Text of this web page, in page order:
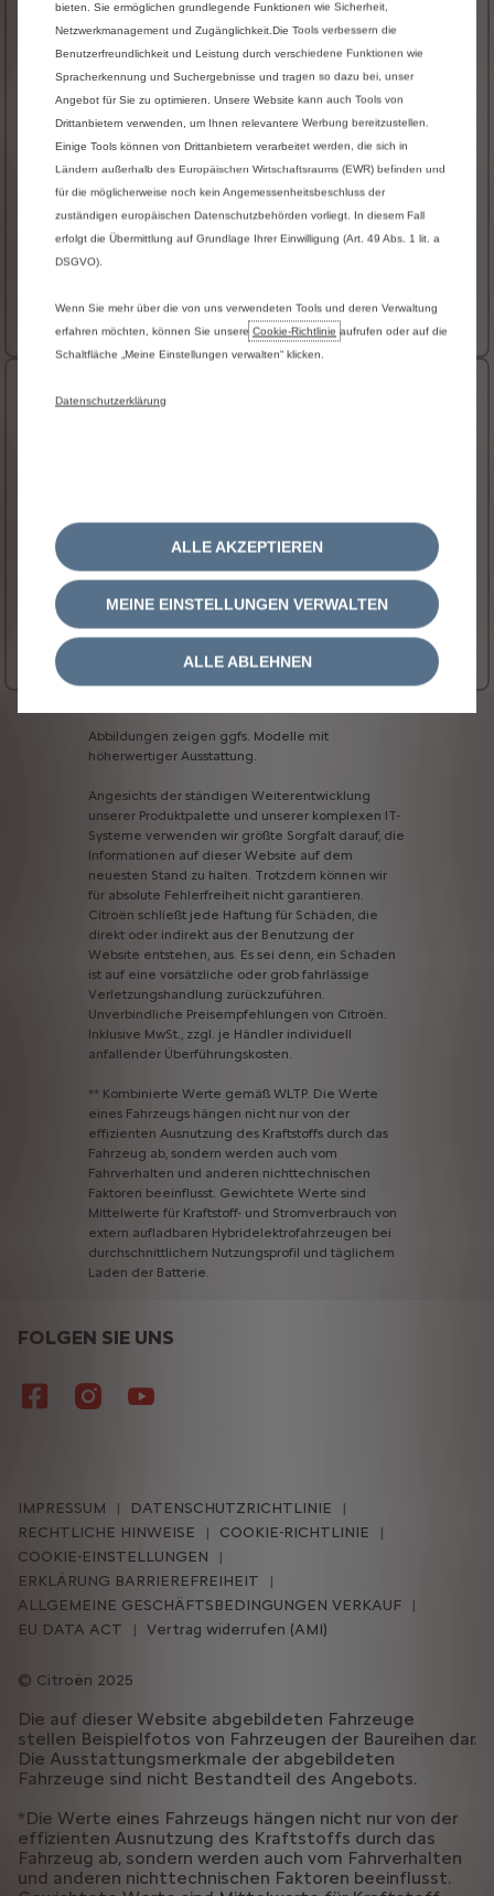
Elektro 100 kW - 49 kWh
EnergieElektro
GetriebeAutomatik
Nennleistung100 kW / 136 PS
CO₂-Klasse**A
Energieverbrauch **24 kWh/100 km
CO₂-Emission **
0 g/km
Elektrische Reichweite kombiniert (WLTP) **
Mehr Details…
CO₂-Klasse**G
Kraftstoffverbrauch **
CO₂-Emission **181 g/km
41.630 € inkl. MwSt.
Mehr Details…
Abbildungen zeigen ggfs. Modelle mit
höherwertiger Ausstattung.
Angesichts der ständigen Weiterentwicklung
unserer Produktpalette und unserer komplexen IT-
Systeme verwenden wir größte Sorgfalt darauf, die
Informationen auf dieser Website auf dem
neuesten Stand zu halten. Trotzdem können wir
für absolute Fehlerfreiheit nicht garantieren.
Citroën schließt jede Haftung für Schäden, die
direkt oder indirekt aus der Benutzung der
Website entstehen, aus. Es sei denn, ein Schaden
ist auf eine vorsätzliche oder grob fahrlässige
Verletzungshandlung zurückzuführen.
Unverbindliche Preisempfehlungen von Citroën.
Inklusive MwSt., zzgl. je Händler individuell
anfallender Überführungskosten.
** Kombinierte Werte gemäß WLTP. Die Werte
eines Fahrzeugs hängen nicht nur von der
effizienten Ausnutzung des Kraftstoffs durch das
Fahrzeug ab, sondern werden auch vom
Fahrverhalten und anderen nichttechnischen
Faktoren beeinflusst. Gewichtete Werte sind
Mittelwerte für Kraftstoff- und Stromverbrauch von
extern aufladbaren Hybridelektrofahrzeugen bei
durchschnittlichem Nutzungsprofil und täglichem
Laden der Batterie.
FOLGEN SIE UNS
Citroën 2025
IMPRESSUM
DATENSCHUTZRICHTLINIE
RECHTLICHE HINWEISE
COOKIE-RICHTLINIE
COOKIE-EINSTELLUNGEN
ERKLÄRUNG BARRIEREFREIHEIT
ALLGEMEINE GESCHÄFTSBEDINGUNGEN VERKAUF
EU DATA ACT
Vertrag widerrufen (AMI)
Die auf dieser Website abgebildeten Fahrzeuge
stellen Beispielfotos von Fahrzeugen der Baureihen dar.
Die Ausstattungsmerkmale der abgebildeten
Fahrzeuge sind nicht Bestandteil des Angebots.
*Die Werte eines Fahrzeugs hängen nicht nur von der
effizienten Ausnutzung des Kraftstoffs durch das
Fahrzeug ab, sondern werden auch vom Fahrverhalten
und anderen nichttechnischen Faktoren beeinflusst.
bieten. Sie ermöglichen grundlegende Funktionen wie Sicherheit,
Netzwerkmanagement und Zugänglichkeit.Die Tools verbessern die
Benutzerfreundlichkeit und Leistung durch verschiedene Funktionen wie
Spracherkennung und Suchergebnisse und tragen so dazu bei, unser
Angebot für Sie zu optimieren. Unsere Website kann auch Tools von
Drittanbietern verwenden, um Ihnen relevantere Werbung bereitzustellen.
Einige Tools können von Drittanbietern verarbeitet werden, die sich in
Ländern außerhalb des Europäischen Wirtschaftsraums (EWR) befinden und
für die möglicherweise noch kein Angemessenheitsbeschluss der
zuständigen europäischen Datenschutzbehörden vorliegt. In diesem Fall
erfolgt die Übermittlung auf Grundlage Ihrer Einwilligung (Art. 49 Abs. 1 lit. a
DSGVO).
Wenn Sie mehr über die von uns verwendeten Tools und deren Verwaltung
erfahren möchten, können Sie unsere Cookie‑Richtlinie aufrufen oder auf die
Schaltfläche „Meine Einstellungen verwalten“ klicken.
Datenschutzerklärung
MEINE EINSTELLUNGEN VERWALTEN
ALLE AKZEPTIEREN
ALLE ABLEHNEN